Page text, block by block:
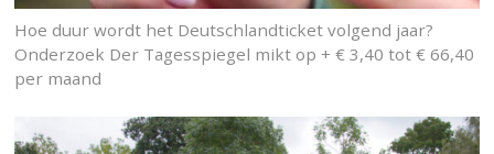
Hoe duur wordt het Deutschlandticket volgend jaar?
Onderzoek Der Tagesspiegel mikt op + € 3,40 tot € 66,40
per maand